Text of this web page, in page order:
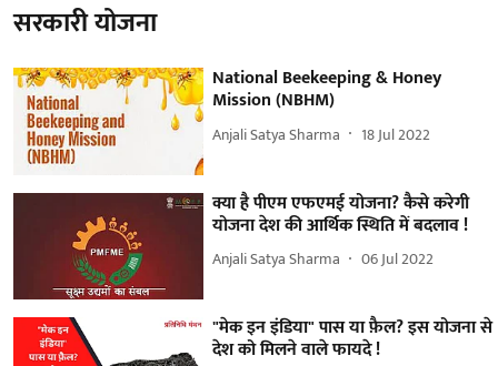
सरकारी योजना
National Beekeeping & Honey
Mission (NBHM)
Anjali Satya Sharma 18 Jul 2022
क्या है पीएम एफएमई योजना? कैसे करेगी
योजना देश की आर्थिक स्थिति में बदलाव !
Anjali Satya Sharma 06 Jul 2022
"मेक इन इंडिया" पास या फ़ैल? इस योजना से
देश को मिलने वाले फायदे !